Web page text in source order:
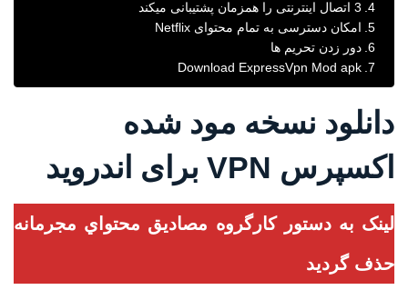
3 اتصال اینترنتی را همزمان پشتیبانی میکند
امکان دسترسی به تمام محتوای Netflix
دور زدن تحریم ها
Download ExpressVpn Mod apk
دانلود نسخه مود شده
اکسپرس VPN برای اندروید
لینک به دستور کارگروه مصاديق محتواي مجرمانه
حذف گردید